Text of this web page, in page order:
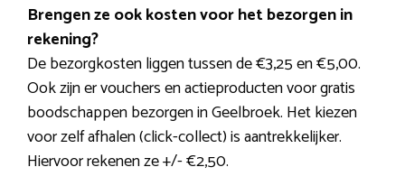
Brengen ze ook kosten voor het bezorgen in
rekening?
De bezorgkosten liggen tussen de €3,25 en €5,00.
Ook zijn er vouchers en actieproducten voor gratis
boodschappen bezorgen in Geelbroek. Het kiezen
voor zelf afhalen (click-collect) is aantrekkelijker.
Hiervoor rekenen ze +/- €2,50.